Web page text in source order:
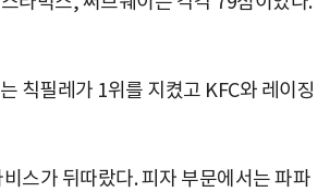
칙필레가 1위를 지켰고 KFC와 레이징
스가 뒤따랐다. 피자 부문에서는 파파